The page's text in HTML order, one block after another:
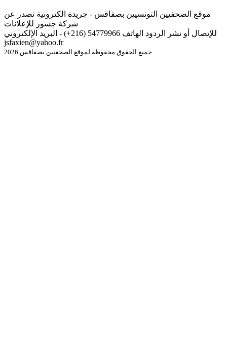
موقع الصحفيين التونسيين بصفاقس - جريدة الكترونية تصدر عن
شركة جسور للإعلانات
للإتصال أو نشر الردود الهاتف 54779966 (216+) - البريد الإلكتروني
jsfaxien@yahoo.fr
جميع الحقوق محفوظة لموقع الصحفيين بصفاقس 2026